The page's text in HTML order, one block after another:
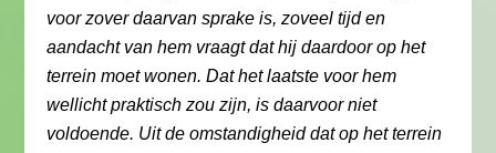
voor zover daarvan sprake is, zoveel tijd en
aandacht van hem vraagt dat hij daardoor op het
terrein moet wonen. Dat het laatste voor hem
wellicht praktisch zou zijn, is daarvoor niet
voldoende. Uit de omstandigheid dat op het terrein